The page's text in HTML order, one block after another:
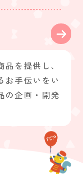
を提供し、
お手伝いをい
の企画・開発